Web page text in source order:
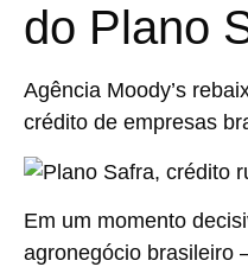
do Plano
Agência Moody’s
crédito de empresas
Em um momento
agronegócio brasileiro